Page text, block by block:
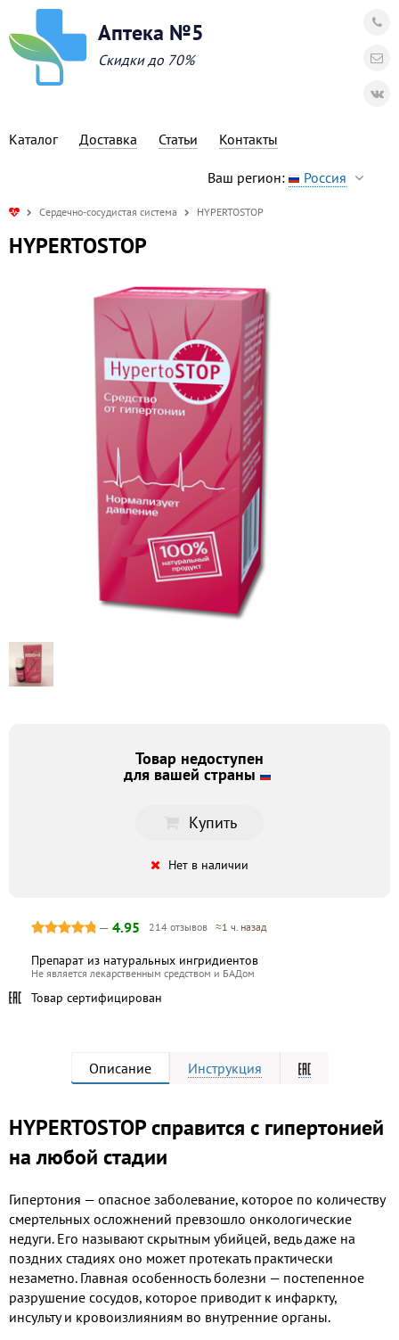
Аптека №5
Скидки до 70%
Каталог Доставка Статьи Контакты
Ваш регион: Россия
Сердечно-сосудистая система HYPERTOSTOP
HYPERTOSTOP
Товар недоступен
для вашей страны
Купить
Нет в наличии
— 4.95 214 отзывов ≈1 ч. назад
Препарат из натуральных ингридиентов
Не является лекарственным средством и БАДом
Товар сертифицирован
Описание Инструкция
HYPERTOSTOP справится с гипертонией
на любой стадии
Гипертония — опасное заболевание, которое по количеству
смертельных осложнений превзошло онкологические
недуги. Его называют скрытным убийцей, ведь даже на
поздних стадиях оно может протекать практически
незаметно. Главная особенность болезни — постепенное
разрушение сосудов, которое приводит к инфаркту,
инсульту и кровоизлияниям во внутренние органы.